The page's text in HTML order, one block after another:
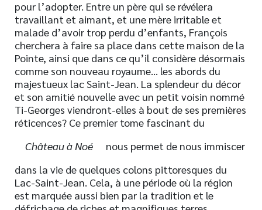
pour l’adopter. Entre un père qui se révélera
travaillant et aimant, et une mère irritable et
malade d’avoir trop perdu d’enfants, François
cherchera à faire sa place dans cette maison de la
Pointe, ainsi que dans ce qu’il considère désormais
comme son nouveau royaume… les abords du
majestueux lac Saint-Jean. La splendeur du décor
et son amitié nouvelle avec un petit voisin nommé
Ti-Georges viendront-elles à bout de ses premières
réticences? Ce premier tome fascinant du
Château à Noé
nous permet de nous immiscer
dans la vie de quelques colons pittoresques du
Lac-Saint-Jean. Cela, à une période où la région
est marquée aussi bien par la tradition et le